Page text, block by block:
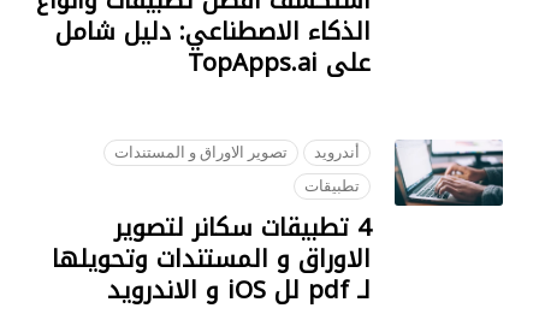
الذكاء الاصطناعي: دليل شامل
على TopApps.ai
أندرويد
تصوير الاوراق و المستندات
تطبيقات
4 تطبيقات سكانر لتصوير
الاوراق و المستندات وتحويلها
لـ pdf لل iOS و الاندرويد